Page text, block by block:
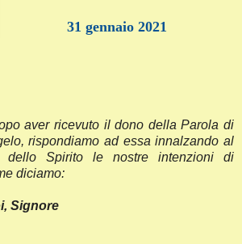
31 gennaio 2021
aver ricevuto il dono della Parola di
rispondiamo ad essa innalzando al
dello Spirito le nostre intenzioni di
diciamo:
Signore